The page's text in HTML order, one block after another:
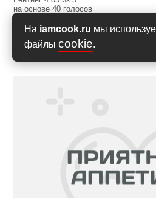
На iamcook.ru мы
файлы cookie.
на основе40 голосов